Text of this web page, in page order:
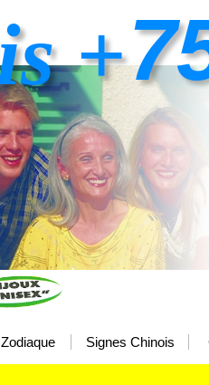
Zodiaque Signes Chinois
+